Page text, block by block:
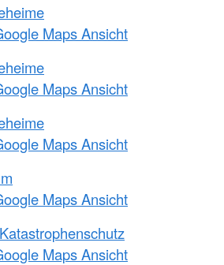
Maps Ansicht
Maps Ansicht
Maps Ansicht
Maps Ansicht
Maps Ansicht